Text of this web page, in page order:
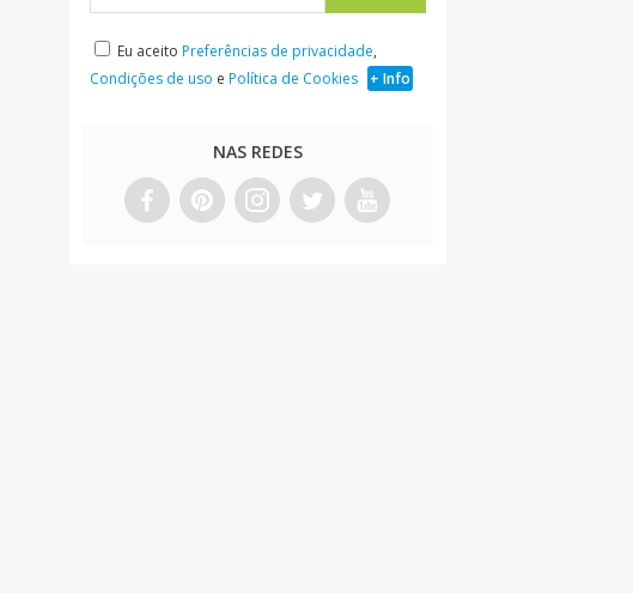
Eu aceito Preferências de privacidade,
Condições de uso e Política de Cookies + Info
NAS REDES